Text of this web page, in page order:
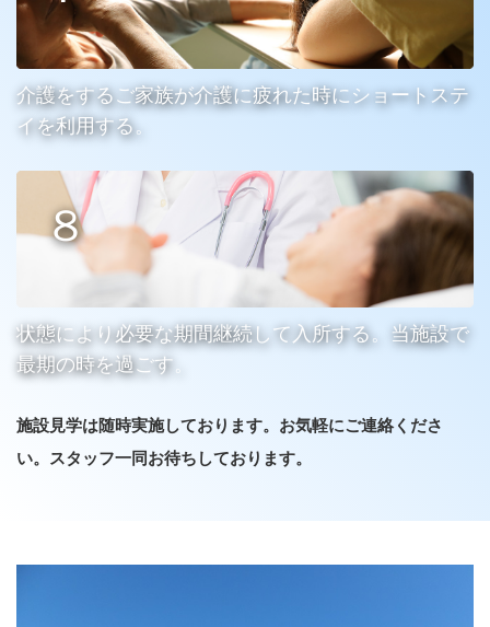
介護をするご家族が介護に疲れた時にショートステ
イを利用する。
状態により必要な期間継続して入所する。当施設で
最期の時を過ごす。
施設見学は随時実施しております。お気軽にご連絡くださ
い。スタッフ一同お待ちしております。